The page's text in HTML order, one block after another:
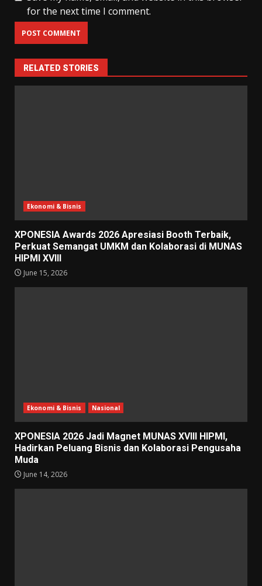
for the next time I comment.
RELATED STORIES
Ekonomi & Bisnis
XPONESIA Awards 2026 Apresiasi Booth Terbaik,
Perkuat Semangat UMKM dan Kolaborasi di MUNAS
HIPMI XVIII
June 15, 2026
Ekonomi & Bisnis Nasional
XPONESIA 2026 Jadi Magnet MUNAS XVIII HIPMI,
Hadirkan Peluang Bisnis dan Kolaborasi Pengusaha
Muda
June 14, 2026